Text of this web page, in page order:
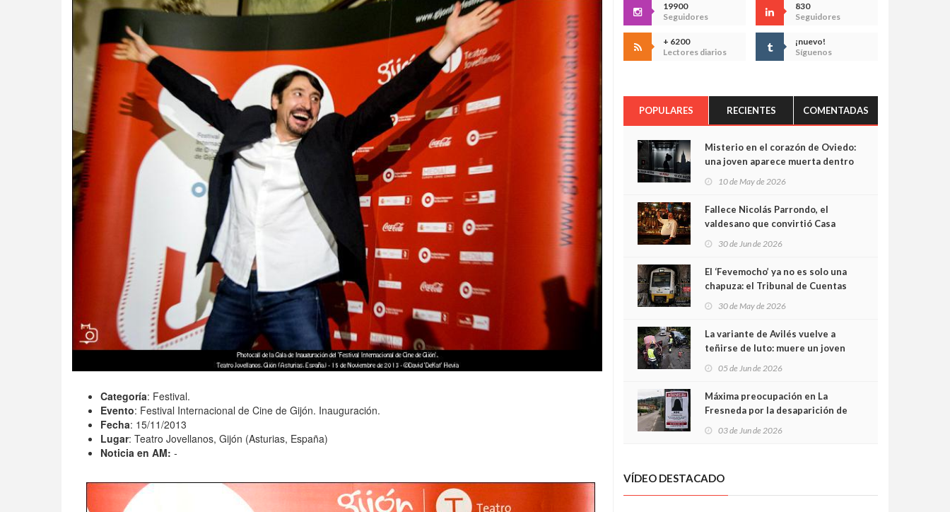
Categoría: Festival.
Evento: Festival Internacional de Cine de Gijón. Inauguración.
Fecha: 15/11/2013
Lugar: Teatro Jovellanos, Gijón (Asturias, España)
Noticia en AM: -
19900
Seguidores
830
Seguidores
+ 6200
Lectores diarios
¡nuevo!
Síguenos
POPULARES RECIENTES COMENTADAS
Misterio en el corazón de Oviedo:
una joven aparece muerta dentro
cámaras captan sus últimos
minutos
10 de May de 2026
Fallece Nicolás Parrondo, el
valdesano que convirtió Casa
30 de Jun de 2026
El ‘Fevemocho’ ya no es solo una
chapuza: el Tribunal de Cuentas
sobrecoste de los trenes que no
cabían por los túneles
30 de May de 2026
La variante de Avilés vuelve a
teñirse de luto: muere un joven
05 de Jun de 2026
Máxima preocupación en La
Fresneda por la desaparición de
03 de Jun de 2026
VÍDEO DESTACADO